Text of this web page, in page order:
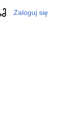
WyglądZaloguj się